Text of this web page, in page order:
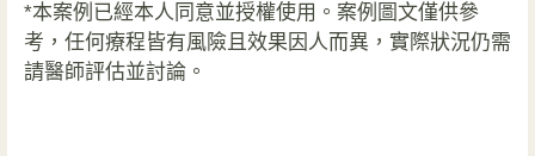
*本案例已經本人同意並授權使用。案例圖文僅供參
考，任何療程皆有風險且效果因人而異，實際狀況仍需
請醫師評估並討論。